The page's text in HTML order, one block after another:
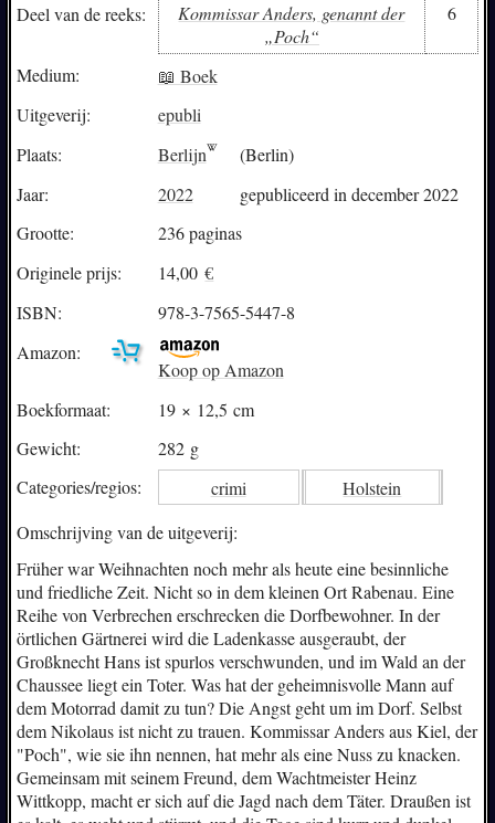
Deel van de reeks:
Kommissar Anders, genannt der
„Poch“
6
Medium:
📖 Boek
Uitgeverij:
epubli
Plaats:
Berlijn
(Berlin)
Jaar:
2022
gepubliceerd in december 2022
Grootte:
236 paginas
Originele prijs:
14,00 €
ISBN:
978-3-7565-5447-8
Amazon:
Koop op Amazon
Boekformaat:
19 × 12,5 cm
Gewicht:
282 g
Categories/regios: crimi
Holstein
Omschrijving van de uitgeverij:
Früher war Weihnachten noch mehr als heute eine besinnliche
und friedliche Zeit. Nicht so in dem kleinen Ort Rabenau. Eine
Reihe von Verbrechen erschrecken die Dorfbewohner. In der
örtlichen Gärtnerei wird die Ladenkasse ausgeraubt, der
Großknecht Hans ist spurlos verschwunden, und im Wald an der
Chaussee liegt ein Toter. Was hat der geheimnisvolle Mann auf
dem Motorrad damit zu tun? Die Angst geht um im Dorf. Selbst
dem Nikolaus ist nicht zu trauen. Kommissar Anders aus Kiel, der
"Poch", wie sie ihn nennen, hat mehr als eine Nuss zu knacken.
Gemeinsam mit seinem Freund, dem Wachtmeister Heinz
Wittkopp, macht er sich auf die Jagd nach dem Täter. Draußen ist